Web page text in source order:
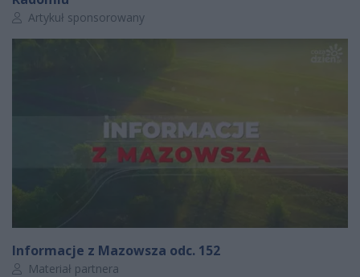
Autor artykułu:
Artykuł sponsorowany
Informacje z Mazowsza odc. 152
Autor artykułu:
Materiał partnera